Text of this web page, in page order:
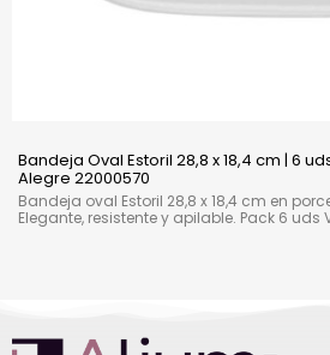
Bandeja Oval Estoril 28,8 x 18,4 cm | 6
Alegre 22000570
Bandeja oval Estoril 28,8 x 18,4 cm en
Elegante, resistente y apilable. Pack 6 uds